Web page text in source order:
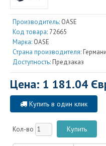
Производитель: OASE
Код товара: 72665
Марка: OASE
Страна производителя:
Доступность: Предзаказ
Цена: 1 181.04
Купить в один клик
Кол-во